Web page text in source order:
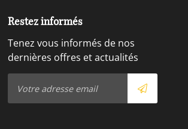
Restez informés
Tenez vous informés de nos
dernières offres et actualités